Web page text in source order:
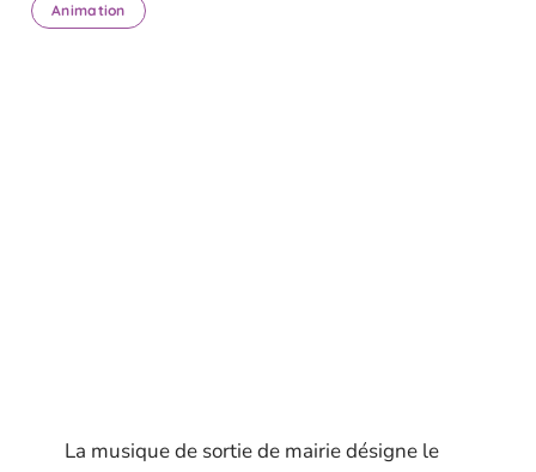
Animation
La musique de sortie de mairie désigne le